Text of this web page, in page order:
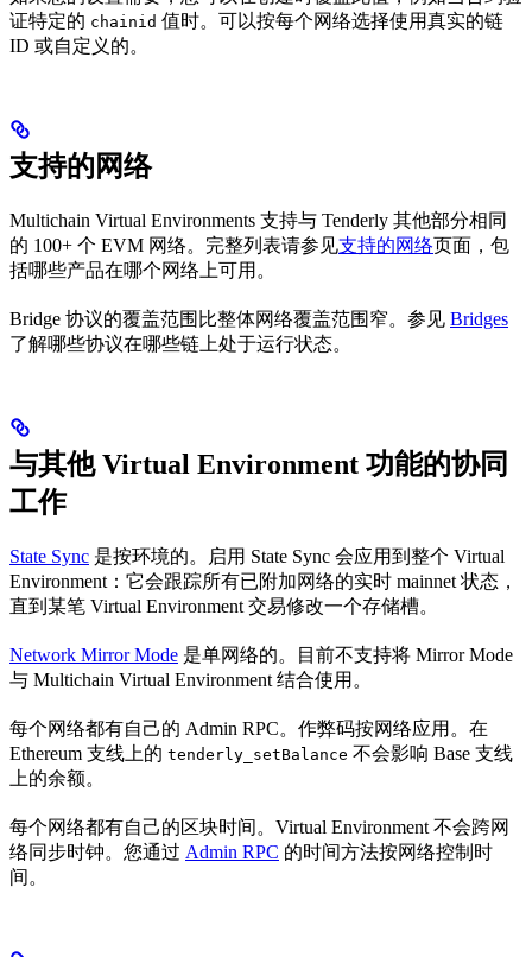
证特定的 chainid 值时。可以按每个网络选择使用真实的链
ID 或自定义的。
支持的网络
Multichain Virtual Environments 支持与 Tenderly 其他部分相同
的 100+ 个 EVM 网络。完整列表请参见支持的网络页面，包
括哪些产品在哪个网络上可用。
Bridge 协议的覆盖范围比整体网络覆盖范围窄。参见 Bridges
了解哪些协议在哪些链上处于运行状态。
与其他 Virtual Environment 功能的协同
工作
State Sync 是按环境的。启用 State Sync 会应用到整个 Virtual
Environment：它会跟踪所有已附加网络的实时 mainnet 状态，
直到某笔 Virtual Environment 交易修改一个存储槽。
Network Mirror Mode 是单网络的。目前不支持将 Mirror Mode
与 Multichain Virtual Environment 结合使用。
每个网络都有自己的 Admin RPC。作弊码按网络应用。在
Ethereum 支线上的 tenderly_setBalance 不会影响 Base 支线
上的余额。
每个网络都有自己的区块时间。Virtual Environment 不会跨网
络同步时钟。您通过 Admin RPC 的时间方法按网络控制时
间。